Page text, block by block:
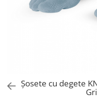
Șosete-pantofi
Șosete cu degete